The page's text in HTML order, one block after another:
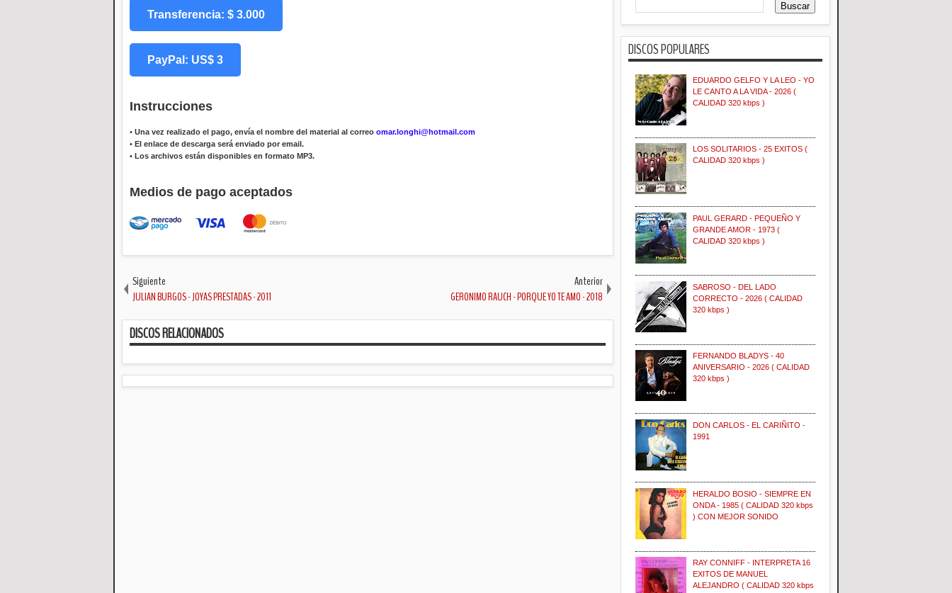
Transferencia: $ 3.000
PayPal: US$ 3
Instrucciones
• Una vez realizado el pago, envía el nombre del material al correo omar.longhi@hotmail.com
• El enlace de descarga será enviado por email.
• Los archivos están disponibles en formato MP3.
Medios de pago aceptados
Siguiente
JULIAN BURGOS - JOYAS PRESTADAS - 2011
Anterior
GERONIMO RAUCH - PORQUE YO TE AMO - 2018
DISCOS RELACIONADOS
DISCOS POPULARES
EDUARDO GELFO Y LA LEO - YO
LE CANTO A LA VIDA - 2026 (
CALIDAD 320 kbps )
LOS SOLITARIOS - 25 EXITOS (
CALIDAD 320 kbps )
PAUL GERARD - PEQUEÑO Y
GRANDE AMOR - 1973 (
CALIDAD 320 kbps )
SABROSO - DEL LADO
CORRECTO - 2026 ( CALIDAD
320 kbps )
FERNANDO BLADYS - 40
ANIVERSARIO - 2026 ( CALIDAD
320 kbps )
DON CARLOS - EL CARIÑITO -
1991
HERALDO BOSIO - SIEMPRE EN
ONDA - 1985 ( CALIDAD 320 kbps
) CON MEJOR SONIDO
RAY CONNIFF - INTERPRETA 16
EXITOS DE MANUEL
ALEJANDRO ( CALIDAD 320 kbps